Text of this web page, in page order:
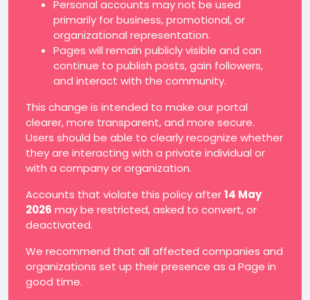
Personal accounts may not be used
primarily for business, promotional, or
organizational representation.
Pages will remain publicly visible and can
continue to publish posts, gain followers,
and interact with the community.
This change is intended to make our portal
clearer, more transparent, and more secure.
Users should be able to clearly recognize whether
they are interacting with a private individual or
with a company or organization.
Accounts that violate this policy after14 May
2026 may be restricted, asked to convert, or
deactivated.
We recommend that all affected companies and
organizations set up their presence as a Page in
good time.